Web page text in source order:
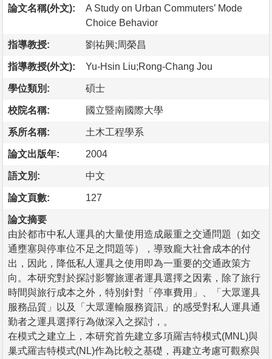
論文名稱(外文):
A Study on Urban Commuters’ Mode
Choice Behavior
指導教授: 劉祐興;周榮昌
指導教授(外文): Yu-Hsin Liu;Rong-Chang Jou
學位類別: 碩士
校院名稱: 國立暨南國際大學
系所名稱: 土木工程學系
論文出版年: 2004
語文別: 中文
論文頁數: 127
論文摘要
由於都市中私人運具的大量使用造成嚴重之交通問題（如交
通壅塞與停車位不足之問題等），導致龐大社會成本的付
出，因此，降低私人運具之使用即為一重要的交通政策方
向。本研究對於探討影響旅運者運具選擇之因素，除了旅行
時間與旅行成本之外，特別針對「停車費用」、「大眾運具
服務品質」以及「大眾運輸服務資訊」的感受對私人運具通
勤者之運具選擇行為做深入之探討，。
在模式之建立上，本研究首先建立多項羅吉特模式(MNL)與
巢式羅吉特模式(NL)作為比較之基礎，再建立考慮可觀察與